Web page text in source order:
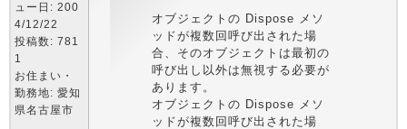
ュー日: 200
4/12/22
投稿数: 781
1
お住まい・
勤務地: 愛知
県名古屋市
オブジェクトの Dispose メソ
ッドが複数回呼び出された場
合、そのオブジェクトは最初の
呼び出し以外は無視する必要が
あります。
オブジェクトの Dispose メソ
ッドが複数回呼び出された場